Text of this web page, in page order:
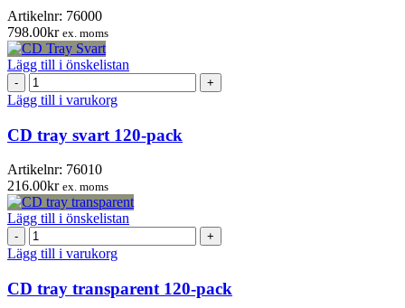
Artikelnr: 76000
798.00kr ex. moms
Lägg till i önskelistan
CD
tray
svart
120-
pack
mängd
Lägg till i varukorg
CD tray svart 120-pack
Artikelnr: 76010
216.00kr ex. moms
Lägg till i önskelistan
CD
tray
transparent
120-
pack
Lägg till i varukorg
CD tray transparent 120-pack